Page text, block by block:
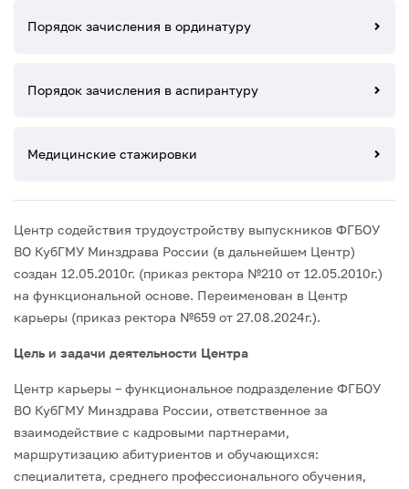
Порядок зачисления в ординатуру
Порядок зачисления в аспирантуру
Медицинские стажировки
Центр содействия трудоустройству выпускников ФГБОУ
ВО КубГМУ Минздрава России (в дальнейшем Центр)
создан 12.05.2010г. (приказ ректора №210 от 12.05.2010г.)
на функциональной основе. Переименован в Центр
карьеры (приказ ректора №659 от 27.08.2024г.).
Цель и задачи деятельности Центра
Центр карьеры – функциональное подразделение ФГБОУ
ВО КубГМУ Минздрава России, ответственное за
взаимодействие с кадровыми партнерами,
маршрутизацию абитуриентов и обучающихся:
специалитета, среднего профессионального обучения,